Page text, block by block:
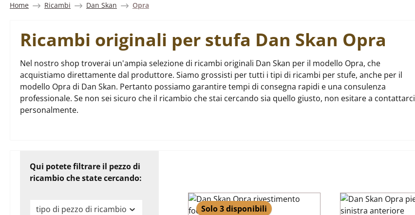
Home Ricambi Dan Skan Opra
Ricambi originali per stufa Dan Skan Opra
Nel nostro shop troverai un'ampia selezione di ricambi originali Dan Skan per il modello Opra, che
acquistiamo direttamente dal produttore. Siamo grossisti per tutti i tipi di ricambi per stufe, anche per il
modello Opra di Dan Skan. Pertanto possiamo garantire tempi di consegna rapidi e una consulenza
professionale. Se non sei sicuro che il ricambio che stai cercando sia quello giusto, non esitare a contattarci
personalmente.
Qui potete filtrare il pezzo di
ricambio che state cercando:
tipo di pezzo di ricambio Solo 3 disponibili